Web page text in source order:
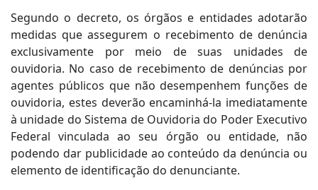
Segundo o decreto, os órgãos e entidades adotarão
medidas que assegurem o recebimento de denúncia
exclusivamente por meio de suas unidades de
ouvidoria. No caso de recebimento de denúncias por
agentes públicos que não desempenhem funções de
ouvidoria, estes deverão encaminhá-la imediatamente
à unidade do Sistema de Ouvidoria do Poder Executivo
Federal vinculada ao seu órgão ou entidade, não
podendo dar publicidade ao conteúdo da denúncia ou
elemento de identificação do denunciante.